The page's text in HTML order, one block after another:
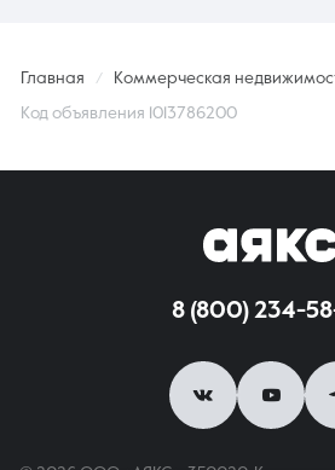
Главная Коммерческая
Код объявления 1013786200
8 (800) 234-